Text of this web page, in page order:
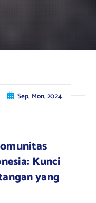
Sep, Mon, 2024
Kunci
yang